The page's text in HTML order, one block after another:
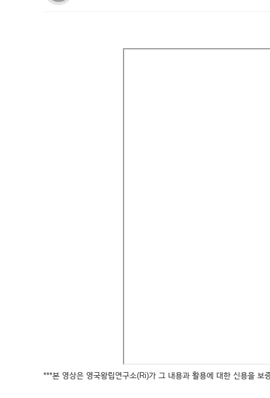
***본 영상은 영국왕립연구소(Ri)가 그 내용과 활용에 대한 신용을 보